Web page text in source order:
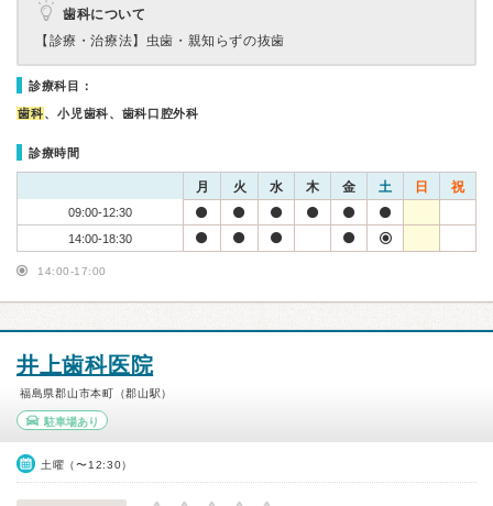
歯科について
【診療・治療法】 虫歯・親知らずの抜歯
診療科目：
歯科、小児歯科、歯科口腔外科
診療時間
月 火 水 木 金 土 日 祝
09:00-12:30
14:00-18:30
14:00-17:00
井上歯科医院
福島県郡山市本町（郡山駅）
駐車場あり
土曜（〜12:30）